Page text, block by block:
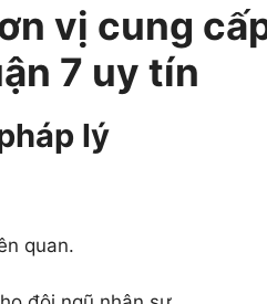
vị cung
7 uy tín
lý
quan.